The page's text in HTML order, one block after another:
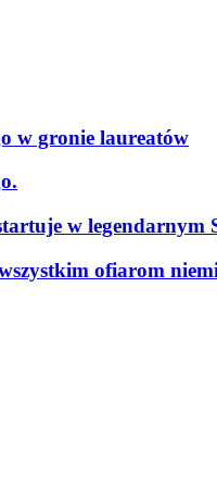
w gronie laureatów
w legendarnym
ofiarom